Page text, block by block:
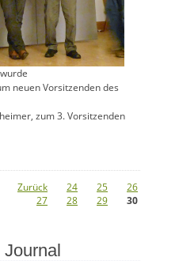
neuen Vorsitzenden des
zum 3. Vorsitzenden
Zurück 24 25
26
27
28 29 30